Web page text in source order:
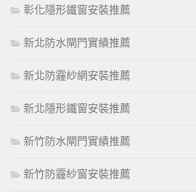
彰化隱形鐵窗安裝推薦
新北防水閘門實績推薦
新北防霾紗網安裝推薦
新北隱形鐵窗安裝推薦
新竹防水閘門實績推薦
新竹防霾紗窗安裝推薦